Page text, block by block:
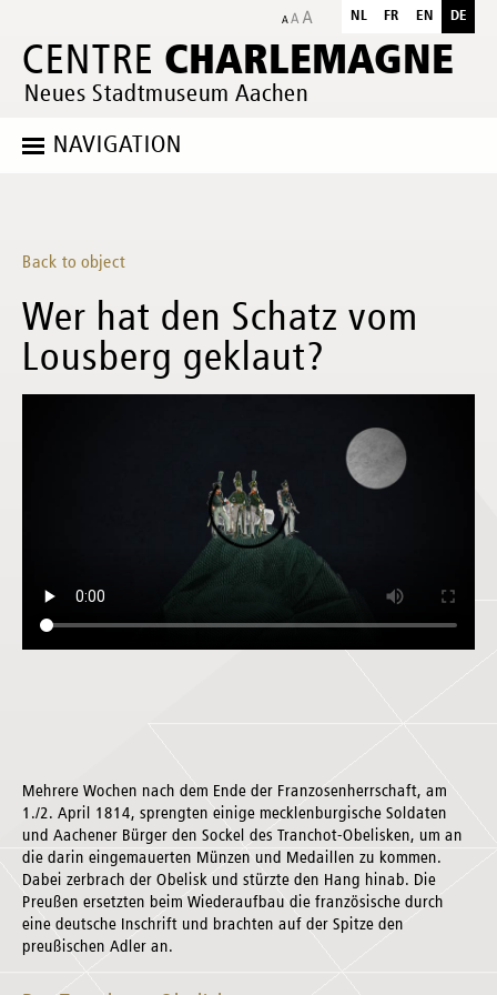
CENTRE CHARLEMAGNE
Neues Stadtmuseum Aachen
NL FR EN DE
NAVIGATION
Back to object
Wer hat den Schatz vom
Lousberg geklaut?
Mehrere Wochen nach dem Ende der Franzosenherrschaft, am
1./2. April 1814, sprengten einige mecklenburgische Soldaten
und Aachener Bürger den Sockel des Tranchot-Obelisken, um an
die darin eingemauerten Münzen und Medaillen zu kommen.
Dabei zerbrach der Obelisk und stürzte den Hang hinab. Die
Preußen ersetzten beim Wiederaufbau die französische durch
eine deutsche Inschrift und brachten auf der Spitze den
preußischen Adler an.